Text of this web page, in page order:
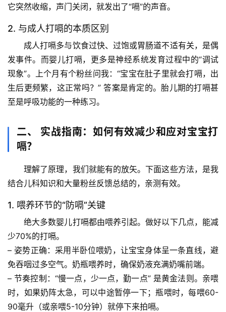
它突然收缩，声门关闭，就发出了“嗝”的声音。
2. 与成人打嗝的本质区别
成人打嗝多与饮食过快、过饱或胃肠道不适有关，是偶
发事件。而婴儿打嗝，更多是神经系统发育过程中的“调试
现象”。上个月有个粉丝问我：“宝宝在肚子里就会打嗝，出
生后更频繁，这正常吗？” 答案是肯定的。胎儿期的打嗝甚
至是呼吸功能的一种练习。
二、 实战指南：如何有效减少和应对宝宝打
嗝？
理解了原理，我们就能有的放矢。下面这些方法，是我
结合儿科知识和大量粉丝反馈总结的，亲测有效。
1. 喂养环节的“防嗝”关键
绝大多数婴儿打嗝都由喂养引起。做好以下几点，能减
少70%的打嗝。
– 姿势正确 ：采用半卧位喂奶，让宝宝身体呈一条直线，避
免吞咽过多空气。奶瓶喂养时，确保奶液充满奶嘴前端。
– 节奏控制 ： “慢一点，少一点，勤一点” 是黄金法则。亲喂
时，如果奶阵太急，可以中途暂停一下；瓶喂时，每喂60-
90毫升（或亲喂5-10分钟）就停下来拍嗝。